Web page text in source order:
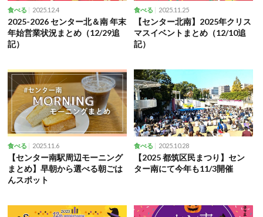
食べる 2025.12.4
2025-2026 センター北＆南 年末
年始営業状況まとめ（12/29追
記）
食べる 2025.11.25
【センター北南】2025年クリス
マスイベントまとめ（12/10追
記）
食べる 2025.11.6
【センター南駅周辺モーニング
まとめ】早朝から選べる朝ごは
んスポット
食べる 2025.10.28
【2025 都筑区民まつり】セン
ター南にて今年も11/3開催